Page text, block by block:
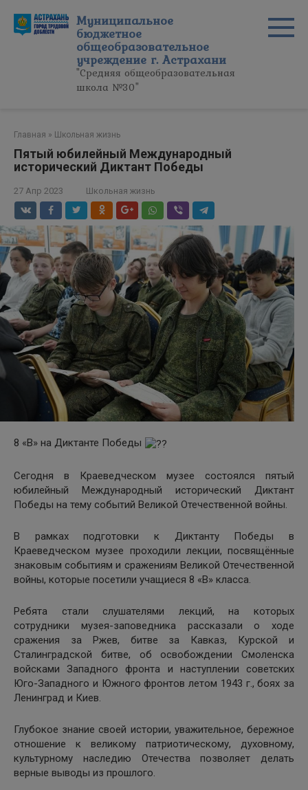
контенту
Муниципальное
бюджетное
общеобразовательное
учреждение г. Астрахани
"Средняя общеобразовательная
школа №30"
Главная » Школьная жизнь
Пятый юбилейный Международный
исторический Диктант Победы
27 Апр 2023 Школьная жизнь
8 «В» на Диктанте Победы
Сегодня в Краеведческом музее состоялся пятый
юбилейный Международный исторический Диктант
Победы на тему событий Великой Отечественной войны.
В рамках подготовки к Диктанту Победы в
Краеведческом музее проходили лекции, посвящённые
знаковым событиям и сражениям Великой Отечественной
войны, которые посетили учащиеся 8 «В» класса.
Ребята стали слушателями лекций, на которых
сотрудники музея-заповедника рассказали о ходе
сражения за Ржев, битве за Кавказ, Курской и
Сталинградской битве, об освобождении Смоленска
войсками Западного фронта и наступлении советских
Юго-Западного и Южного фронтов летом 1943 г., боях за
Ленинград и Киев.
Глубокое знание своей истории, уважительное, бережное
отношение к великому патриотическому, духовному,
культурному наследию Отечества позволяет делать
верные выводы из прошлого.